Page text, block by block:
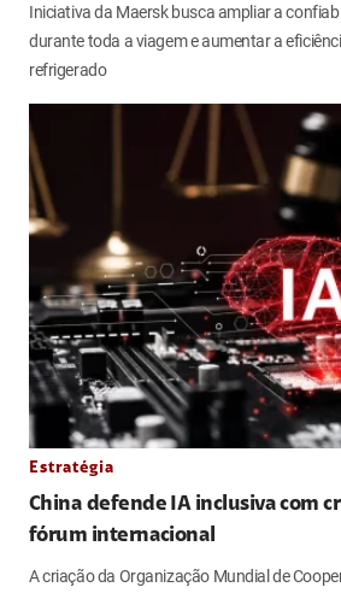
Iniciativa da Maersk busca ampliar a
durante toda a viagem e aumentar a
refrigerado
Estratégia
China defende IA inclusiva com
fórum internacional
A criação da Organização Mundial de